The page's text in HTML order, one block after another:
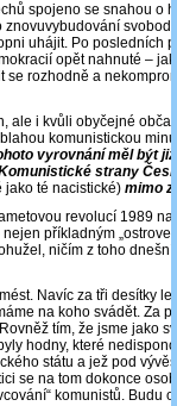
spojeno se snahou o
uhájit. Po posledních
opět nahnuté –
se rozhodně a
ale i kvůli obyčejné
komunistickou
vyrovnání měl být již
strany
jako té nacistické) mimo
revolucí 1989
příkladným
ničím z toho
Navíc za tři desítky
na koho svádět. Za
tím, že jsme jako
hodny, které
státu a jež pod
se na tom dokonce
komunistů. Budu